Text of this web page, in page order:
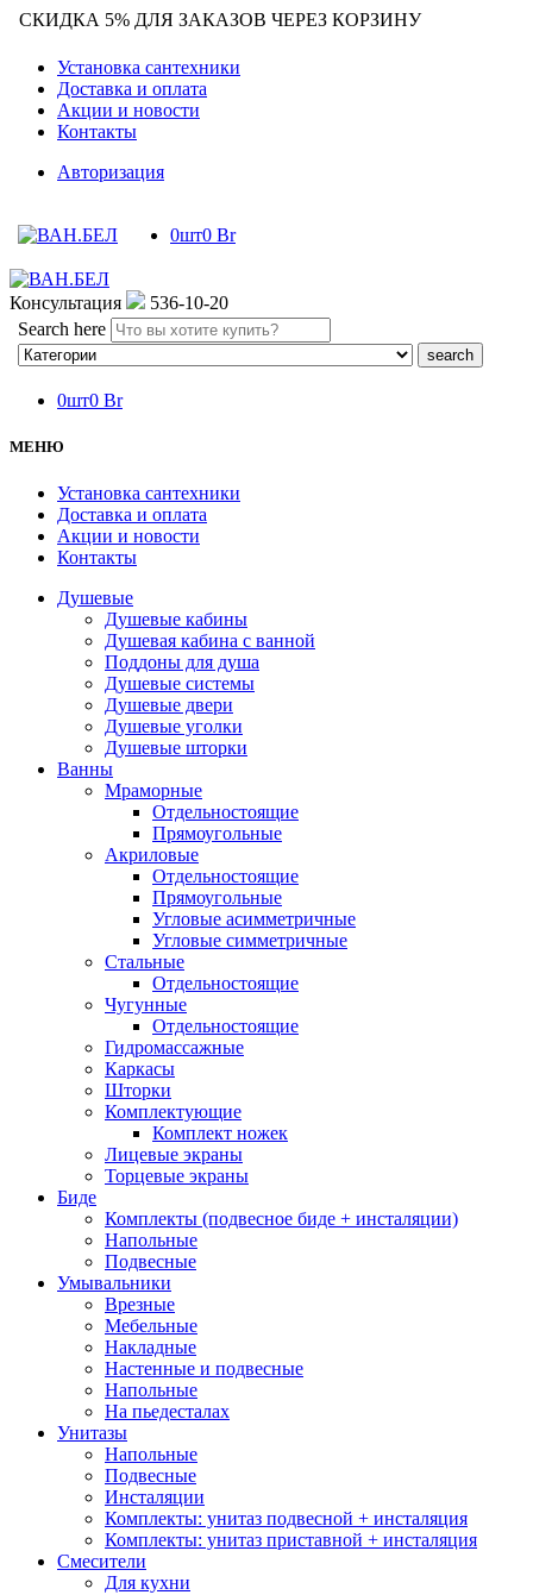
СКИДКА 5% ДЛЯ ЗАКАЗОВ ЧЕРЕЗ КОРЗИНУ
Установка сантехники
Доставка и оплата
Акции и новости
Контакты
Авторизация
0шт0 Br
Консультация
536-10-20
Search here
0шт0 Br
МЕНЮ
Установка сантехники
Доставка и оплата
Акции и новости
Контакты
Душевые
Душевые кабины
Душевая кабина с ванной
Поддоны для душа
Душевые системы
Душевые двери
Душевые уголки
Душевые шторки
Ванны
Мраморные
Отдельностоящие
Прямоугольные
Акриловые
Отдельностоящие
Прямоугольные
Угловые асимметричные
Угловые симметричные
Стальные
Отдельностоящие
Чугунные
Отдельностоящие
Гидромассажные
Каркасы
Шторки
Комплектующие
Комплект ножек
Лицевые экраны
Торцевые экраны
Биде
Комплекты (подвесное биде + инсталяции)
Напольные
Подвесные
Умывальники
Врезные
Мебельные
Накладные
Настенные и подвесные
Напольные
На пьедесталах
Унитазы
Напольные
Подвесные
Инсталяции
Комплекты: унитаз подвесной + инсталяция
Комплекты: унитаз приставной + инсталяция
Смесители
Для кухни